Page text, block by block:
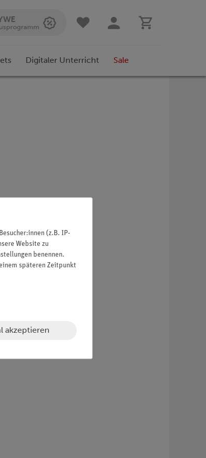
Digitaler Unterricht Sale
(z.B. IP-
Website zu
benennen.
späteren Zeitpunkt
akzeptieren